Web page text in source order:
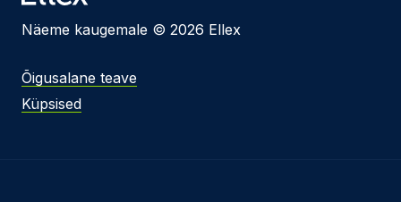
Näeme kaugemale © 2026 Ellex
Õigusalane teave
Küpsised